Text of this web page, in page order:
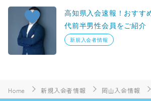
高知県入会速報！おすす
代前半男性会員をご紹介
新規入会者情報
Home 新規入会者情報 岡山入会情報